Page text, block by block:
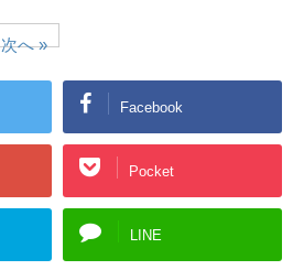
次へ »
Facebook
Pocket
LINE